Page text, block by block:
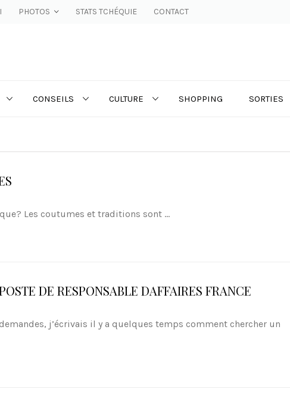
PHOTOS STATS TCHÉQUIE CONTACT
CONSEILS CULTURE SHOPPING SORTIES
Les coutumes et traditions sont ...
DE RESPONSABLE DAFFAIRES FRANCE
j’écrivais il y a quelques temps comment chercher un